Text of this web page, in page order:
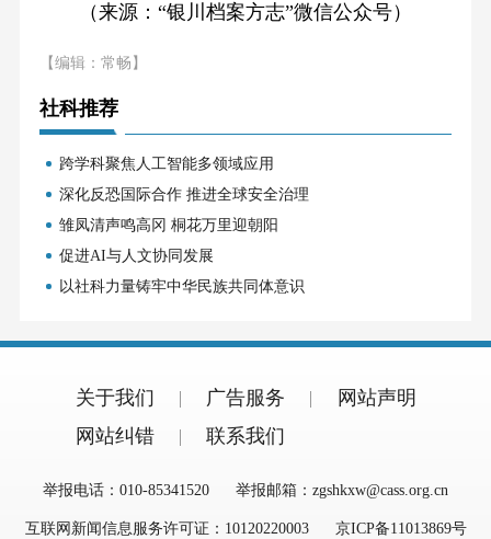
（来源：“银川档案方志”微信公众号）
【编辑：常畅】
社科推荐
跨学科聚焦人工智能多领域应用
深化反恐国际合作 推进全球安全治理
雏凤清声鸣高冈 桐花万里迎朝阳
促进AI与人文协同发展
以社科力量铸牢中华民族共同体意识
关于我们 广告服务
网站声明
网站纠错
联系我们
举报电话：010-85341520 举报邮箱：zgshkxw@cass.org.cn
互联网新闻信息服务许可证：10120220003 京ICP备11013869号